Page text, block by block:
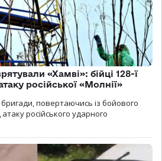
«Хамві»: бійці 128-ї
російської «Молнії»
бригади, повертаючись із бойового
російського ударного